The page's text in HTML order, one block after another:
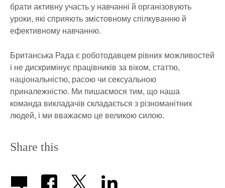
брати активну участь у навчанні й організовують
уроки, які сприяють змістовному спілкуванню й
ефективному навчанню.
Британська Рада є роботодавцем рівних можливостей
і не дискримінує працівників за віком, статтю,
національністю, расою чи сексуальною
приналежністю. Ми пишаємося тим, що наша
команда викладачів складається з різноманітних
людей, і ми вважаємо це великою силою.
Share this